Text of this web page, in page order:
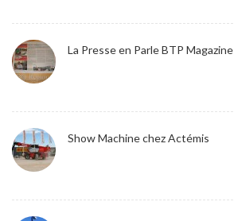
La Presse en Parle BTP Magazine
Show Machine chez Actémis